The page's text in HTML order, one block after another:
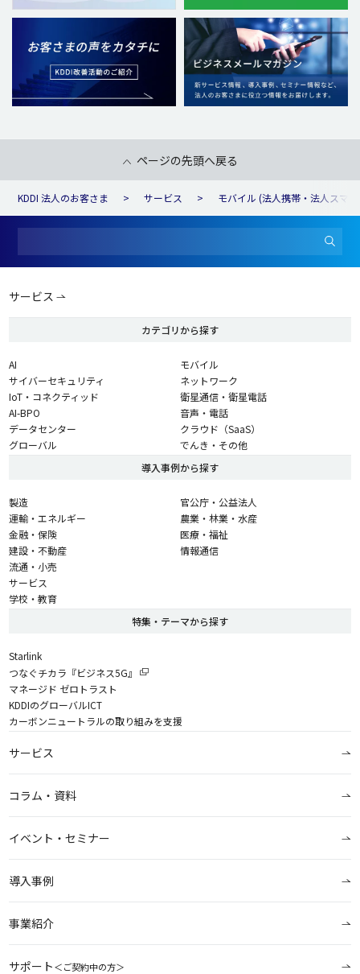
ページの先頭へ戻る
KDDI 法人のお客さま サービス モバイル (法人携帯・法人スマ
サービス
カテゴリから探す
AI
サイバーセキュリティ
IoT・コネクティッド
AI-BPO
データセンター
グローバル
モバイル
ネットワーク
衛星通信・衛星電話
音声・電話
クラウド（SaaS）
でんき・その他
導入事例から探す
製造
運輸・エネルギー
金融・保険
建設・不動産
流通・小売
サービス
学校・教育
官公庁・公益法人
農業・林業・水産
医療・福祉
情報通信
特集・テーマから探す
Starlink
つなぐチカラ『ビジネス5G』
マネージド ゼロトラスト
KDDIのグローバルICT
カーボンニュートラルの取り組みを支援
サービス
コラム・資料
イベント・セミナー
導入事例
事業紹介
サポート＜ご契約中の方＞